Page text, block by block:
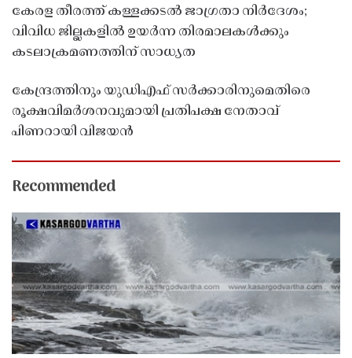
കേരള തീരത്ത് കള്ളക്കടൽ ജാഗ്രതാ നിർദേശം;
വിവിധ ജില്ലകളിൽ ഉയർന്ന തിരമാലകൾക്കും
കടലാക്രമണത്തിന് സാധ്യത
കേന്ദ്രത്തിനും യുഡിഎഫ് സർക്കാരിനുമെതിരെ
രൂക്ഷവിമർശനവുമായി പ്രതിപക്ഷ നേതാവ്
പിണറായി വിജയൻ
Recommended